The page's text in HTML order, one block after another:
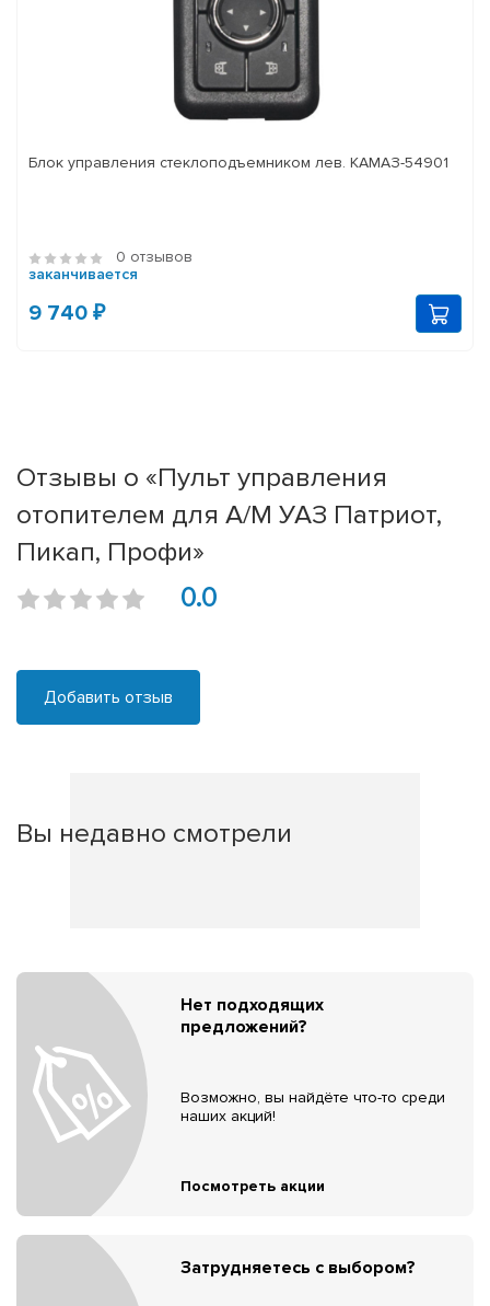
Блок управления стеклоподъемником лев. КАМАЗ-54901
0 отзывов
заканчивается
9 740 ₽
Отзывы о «Пульт управления
отопителем для А/М УАЗ Патриот,
Пикап, Профи»
0.0
Добавить отзыв
Вы недавно смотрели
Нет подходящих
предложений?
Возможно, вы найдёте что-то среди
наших акций!
Посмотреть акции
Затрудняетесь с выбором?